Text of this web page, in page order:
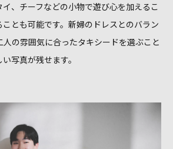
、チーフなどの小物で遊び心を加えるこ
とも可能です。新婦のドレスとのバラン
の雰囲気に合ったタキシードを選ぶこと
写真が残せます。